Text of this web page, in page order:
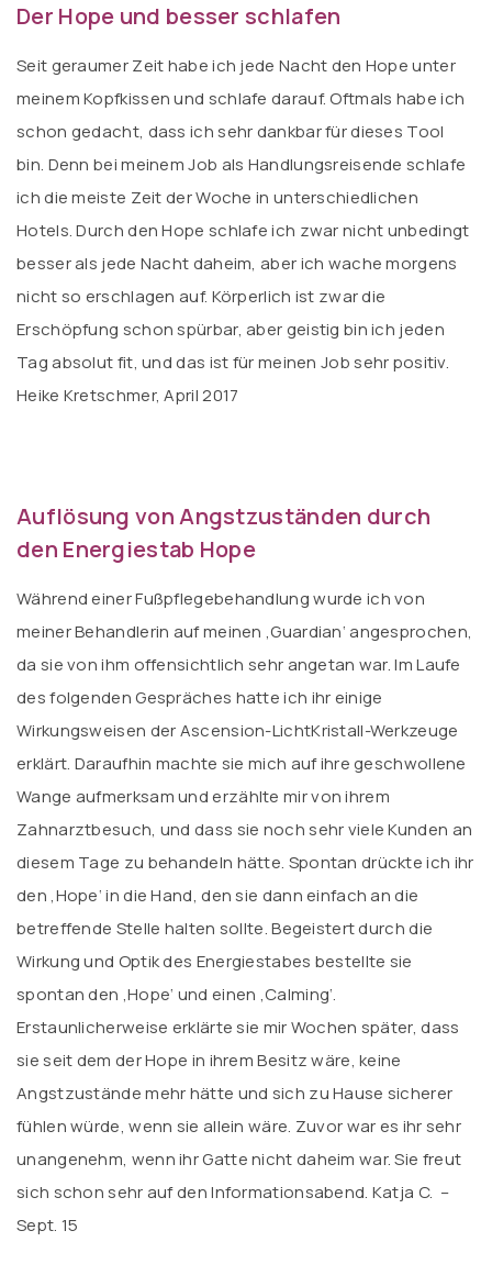
Der Hope und besser schlafen
Seit geraumer Zeit habe ich jede Nacht den Hope unter
meinem Kopfkissen und schlafe darauf. Oftmals habe ich
schon gedacht, dass ich sehr dankbar für dieses Tool
bin. Denn bei meinem Job als Handlungsreisende schlafe
ich die meiste Zeit der Woche in unterschiedlichen
Hotels. Durch den Hope schlafe ich zwar nicht unbedingt
besser als jede Nacht daheim, aber ich wache morgens
nicht so erschlagen auf. Körperlich ist zwar die
Erschöpfung schon spürbar, aber geistig bin ich jeden
Tag absolut fit, und das ist für meinen Job sehr positiv.
Heike Kretschmer, April 2017
Auflösung von Angstzuständen durch
den Energiestab Hope
Während einer Fußpflegebehandlung wurde ich von
meiner Behandlerin auf meinen ‚Guardian‘ angesprochen,
da sie von ihm offensichtlich sehr angetan war. Im Laufe
des folgenden Gespräches hatte ich ihr einige
Wirkungsweisen der Ascension-LichtKristall-Werkzeuge
erklärt. Daraufhin machte sie mich auf ihre geschwollene
Wange aufmerksam und erzählte mir von ihrem
Zahnarztbesuch, und dass sie noch sehr viele Kunden an
diesem Tage zu behandeln hätte. Spontan drückte ich ihr
den ‚Hope‘ in die Hand, den sie dann einfach an die
betreffende Stelle halten sollte. Begeistert durch die
Wirkung und Optik des Energiestabes bestellte sie
spontan den ‚Hope‘ und einen ‚Calming‘.
Erstaunlicherweise erklärte sie mir Wochen später, dass
sie seit dem der Hope in ihrem Besitz wäre, keine
Angstzustände mehr hätte und sich zu Hause sicherer
fühlen würde, wenn sie allein wäre. Zuvor war es ihr sehr
unangenehm, wenn ihr Gatte nicht daheim war. Sie freut
sich schon sehr auf den Informationsabend. Katja C. –
Sept. 15